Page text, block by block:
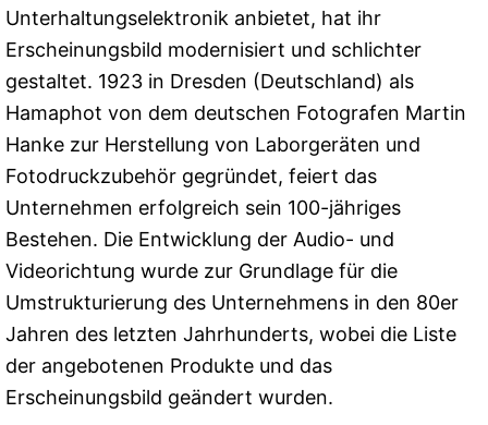
Unterhaltungselektronik anbietet, hat ihr
Erscheinungsbild modernisiert und schlichter
gestaltet. 1923 in Dresden (Deutschland) als
Hamaphot von dem deutschen Fotografen Martin
Hanke zur Herstellung von Laborgeräten und
Fotodruckzubehör gegründet, feiert das
Unternehmen erfolgreich sein 100-jähriges
Bestehen. Die Entwicklung der Audio- und
Videorichtung wurde zur Grundlage für die
Umstrukturierung des Unternehmens in den 80er
Jahren des letzten Jahrhunderts, wobei die Liste
der angebotenen Produkte und das
Erscheinungsbild geändert wurden.